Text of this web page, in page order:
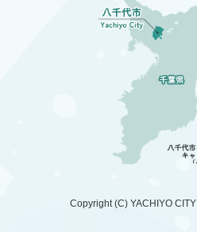
Copyright (C) YACHIYO CITY